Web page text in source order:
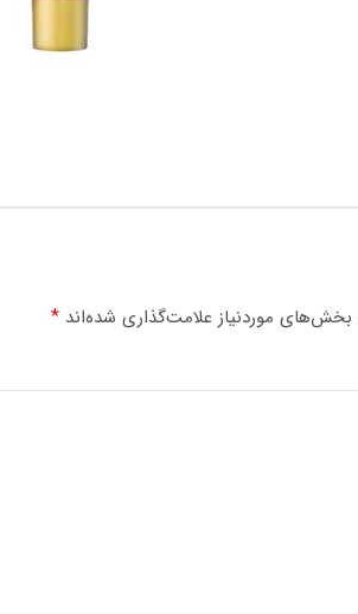
بخش‌های موردنیاز علامت‌گذاری شده‌اند*